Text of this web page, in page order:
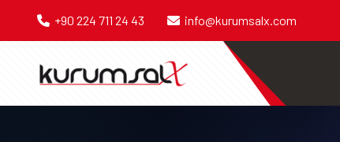
+90 224 711 24 43 info@kurumsalx.com